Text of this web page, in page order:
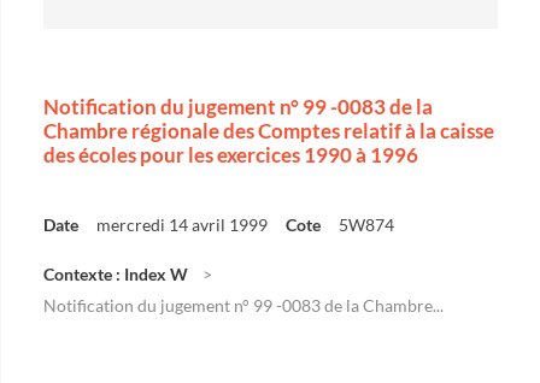
Notification du jugement n° 99 -0083 de la
Chambre régionale des Comptes relatif à la caisse
des écoles pour les exercices 1990 à 1996
Date mercredi 14 avril 1999 Cote 5W874
Contexte : Index W
Notification du jugement n° 99 -0083 de la Chambre...